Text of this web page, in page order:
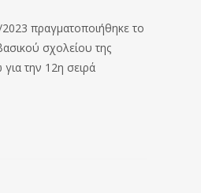
πραγματοποιήθηκε το
σχολείου της
την 12η σειρά